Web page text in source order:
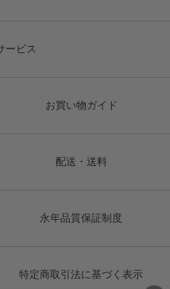
ービス
お買い物ガイド
配送・送料
永年品質保証制度
特定商取引法に基づく表示